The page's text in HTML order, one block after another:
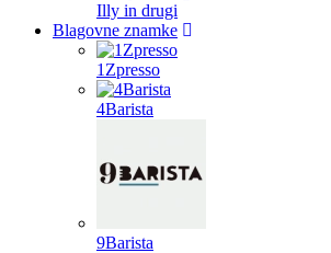
Illy in drugi
Blagovne znamke
1Zpresso
4Barista
9Barista